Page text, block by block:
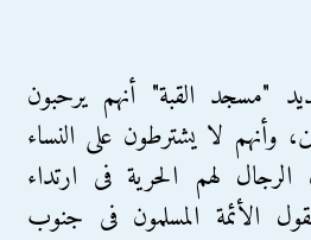
"مسجد القبة" أنهم يرحبون
وأنهم لا يشترطون على النساء
الرجال لهم الحرية فى ارتداء
الأئمة المسلمون فى جنوب